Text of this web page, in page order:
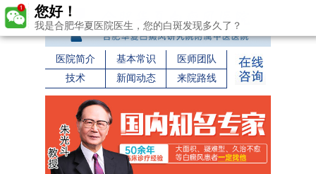
医院简介 基本常识
医师团队
技术
新闻动态 来院路线
您好！
我是合肥华夏医院医生，您的白斑发现多久了？